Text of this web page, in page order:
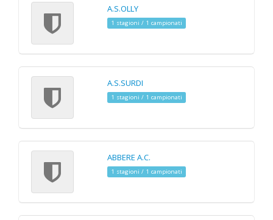
A.S.OLLY
1 stagioni / 1 campionati
A.S.SURDI
1 stagioni / 1 campionati
ABBERE A.C.
1 stagioni / 1 campionati